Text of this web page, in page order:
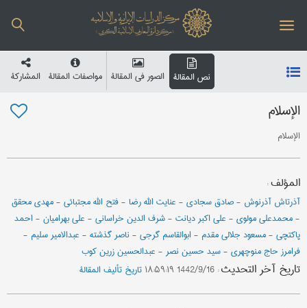
نص المقالة الصور في المقالة مواصفات المقالة المشارکة
الإسلام
الإسلام
المؤلف:
آذرتاش آذرنوش -صادق سجادی - عنایت الله رضا -فتح الله مجتبائي -مهدي محقق
-محمدعلي مولوي - علی اکبر دیانت -شرف الدین خراساني - علي بهرامیان -احمد
پاکتچی -مسعود جلالي مقدم -ابوالقاسم گرجی - ناصر گذشته - عبدالامیر سلیم -
فرامرز حاج منوچهری -سید حسین نصر - عبدالحسین زرین کوب
تاریخ آخر التحدیث: 1442/9/16 ۱۸:۵۹:۱۹ تاریخ تألیف المقالة